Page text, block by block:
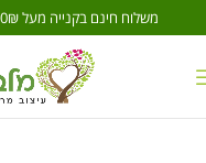
משלוח חינם בקנייה מעל 500₪